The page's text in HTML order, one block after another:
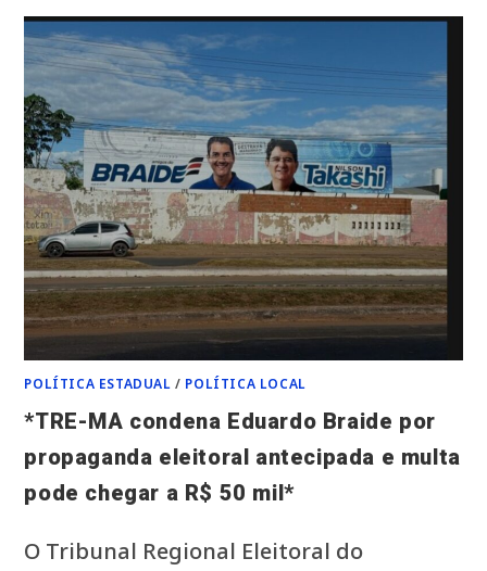
COM
TODO
O
“O
DESENVOLVIMENTO
VAI
CHEGAR
AOS
217
MUNICÍPIOS”*
POLÍTICA ESTADUAL / POLÍTICA LOCAL
*TRE-MA condena Eduardo Braide por
propaganda eleitoral antecipada e multa
pode chegar a R$ 50 mil*
O Tribunal Regional Eleitoral do